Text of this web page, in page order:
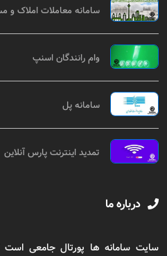
سامانه معاملات املاک و
وام رانندگان اسنپ
سامانه پل
تمدید اینترنت پارس آنلاین
درباره ما
سایت سامانه ها پورتال جامعی